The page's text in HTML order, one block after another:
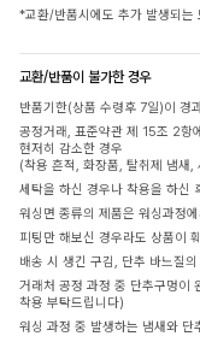
*교환/반품시에도 추가 발생되는
교환/반품이 불가한 경우
반품기한(상품 수령후 7일)이 경
공정거래, 표준약관 제 15조 2항
현저히 감소한 경우
(착용 흔적, 화장품, 탈취제 냄새,
세탁을 하신 경우나 착용을 하신
워싱면 종류의 제품은 워싱과정
피팅만 해보신 경우라도 상품이
배송 시 생긴 구김, 단추 바느질
거래처 공정 과정 중 단추구멍이
착용 부탁드립니다)
워싱 과정 중 발생하는 냄새와 단